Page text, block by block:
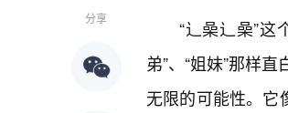
分享
“辶喿辶喿”
弟”、“姐妹”那样
无限的可能性。它